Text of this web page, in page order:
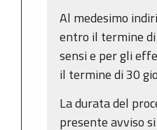
Al medesimo
entro il termine
sensi e per gli
il termine di 30
La durata del
presente avviso